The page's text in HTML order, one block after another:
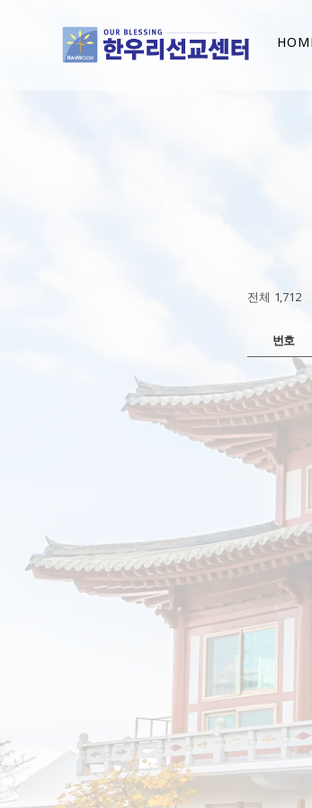
전체 1,712
번호